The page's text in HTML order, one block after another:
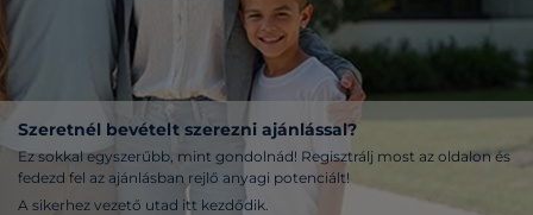
Szeretnél bevételt szerezni ajánlással?
Ez sokkal egyszerűbb, mint gondolnád! Regisztrálj most az oldalon és
fedezd fel az ajánlásban rejlő anyagi potenciált!
A sikerhez vezető utad itt kezdődik.